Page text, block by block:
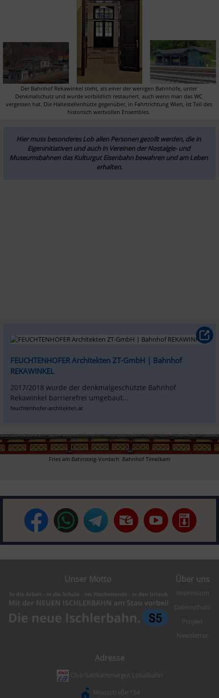
Der Bahnhof Rekawinkel steht, als einer der wenigen Bahnhöfe, unter
Denkmalschutz und wurde vorbildlich restauriert, auch wenn man das WC
vergessen hat. Die Haltestellenhütte gegenüber, in Fahrtrichtung Wien, ist Teil des
historisch wertvollen Ensembles.
Hier muss besonderes Lob allen Personen gezollt werden, die in
Eigeninitiativen und auch in Vereinen der Nostalgie- und
Museumsbahnen das Kulturgut Eisenbahn bewahren und am Leben
erhalten.
FEUCHTENHOFER Architekten ZT-GmbH | Bahnhof
REKAWINKEL
2017/2018 wurde der denkmalgeschützte Bahnhof
Rekawinkel barrierefrei umgebaut...
feuchtenhofer-architekten.at
Fries am Bahnsteig-Vordach  Bahnhof Timelkam
Unser Motto Über uns
Impressum
Datenschutz
Projekt
Newsletter
Adresse
Club Salzkammergut Lokalbahn
Moosstraße 154